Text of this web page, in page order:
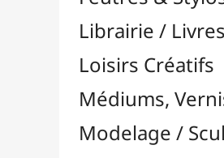
Transport / Rangement
Boîtes & Mallettes
Cartons à Dessins
Emballages
Press-Books & Pochettes
Sacs & Transport